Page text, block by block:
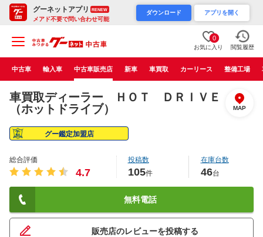
グーネットアプリ RENEW
メアド不要で問い合わせ可能
ダウンロード アプリを開く
0
お気に入り 閲覧履歴
中古車 輸入車 中古車販売店 新車 車買取 カーリース 整備工場
車買取ディーラー ＨＯＴ ＤＲＩＶＥ
（ホットドライブ）
MAP
グー鑑定加盟店
総合評価
4.7
投稿数
105件
在庫台数
46台
無料電話
販売店のレビューを投稿する